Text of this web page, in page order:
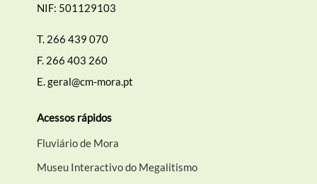
NIF: 501129103
T. 266 439 070
F. 266 403 260
E.geral@cm-mora.pt
Acessos rápidos
Fluviário de Mora
Museu Interactivo do Megalitismo